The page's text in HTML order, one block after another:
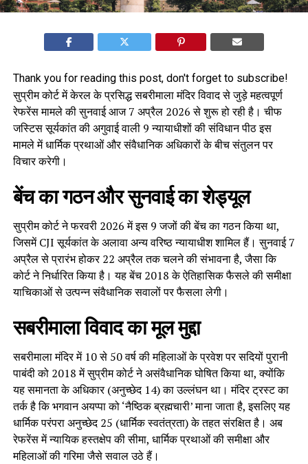
Thank you for reading this post, don't forget to subscribe!
सुप्रीम कोर्ट में केरल के प्रसिद्ध सबरीमाला मंदिर विवाद से जुड़े महत्वपूर्ण
रेफरेंस मामले की सुनवाई आज 7 अप्रैल 2026 से शुरू हो रही है। चीफ
जस्टिस सूर्यकांत की अगुवाई वाली 9 न्यायाधीशों की संविधान पीठ इस
मामले में धार्मिक प्रथाओं और संवैधानिक अधिकारों के बीच संतुलन पर
विचार करेगी।
बेंच का गठन और सुनवाई का शेड्यूल
सुप्रीम कोर्ट ने फरवरी 2026 में इस 9 जजों की बेंच का गठन किया था,
जिसमें CJI सूर्यकांत के अलावा अन्य वरिष्ठ न्यायाधीश शामिल हैं। सुनवाई 7
अप्रैल से प्रारंभ होकर 22 अप्रैल तक चलने की संभावना है, जैसा कि
कोर्ट ने निर्धारित किया है। यह बेंच 2018 के ऐतिहासिक फैसले की समीक्षा
याचिकाओं से उत्पन्न संवैधानिक सवालों पर फैसला लेगी।
सबरीमाला विवाद का मूल मुद्दा
सबरीमाला मंदिर में 10 से 50 वर्ष की महिलाओं के प्रवेश पर सदियों पुरानी
पाबंदी को 2018 में सुप्रीम कोर्ट ने असंवैधानिक घोषित किया था, क्योंकि
यह समानता के अधिकार (अनुच्छेद 14) का उल्लंघन था। मंदिर ट्रस्ट का
तर्क है कि भगवान अयप्पा को ‘नैष्ठिक ब्रह्मचारी’ माना जाता है, इसलिए यह
धार्मिक परंपरा अनुच्छेद 25 (धार्मिक स्वतंत्रता) के तहत संरक्षित है। अब
रेफरेंस में न्यायिक हस्तक्षेप की सीमा, धार्मिक प्रथाओं की समीक्षा और
महिलाओं की गरिमा जैसे सवाल उठे हैं।